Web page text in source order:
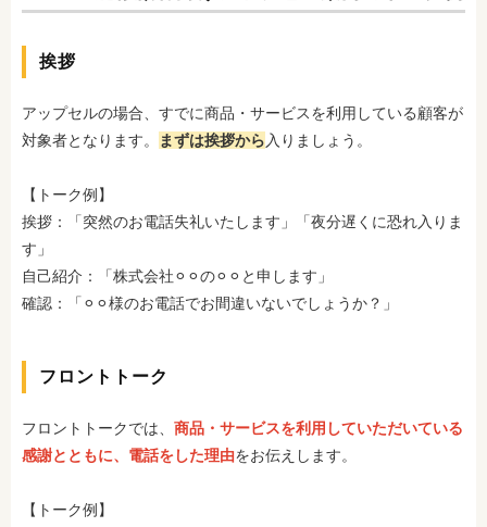
挨拶
アップセルの場合、すでに商品・サービスを利用している顧客が
対象者となります。
まずは挨拶から 入りましょう。
【トーク例】
挨拶：「突然のお電話失礼いたします」「夜分遅くに恐れ入りま
す」
自己紹介：「株式会社⚪︎⚪︎の⚪︎⚪︎と申します」
確認：「⚪︎⚪︎様のお電話でお間違いないでしょうか？」
フロントトーク
フロントトークでは、 商品・サービスを利用していただいている
感謝とともに、電話をした理由をお伝えします。
【トーク例】